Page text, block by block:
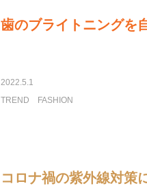
歯のブライトニングを
2022.5.1
TREND
FASHION
コロナ禍の紫外線対策